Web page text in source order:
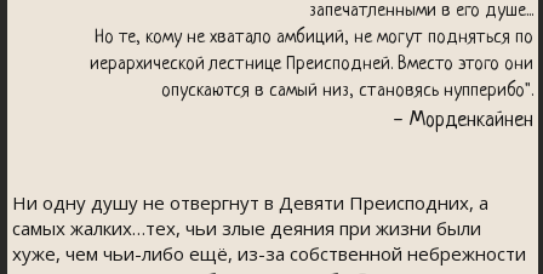
запечатленными в его душе...
Но те, кому не хватало амбиций, не могут подняться по
иерархической лестнице Преисподней. Вместо этого они
опускаются в самый низ, становясь нупперибо".
- Морденкайнен
Ни одну душу не отвергнут в Девяти Преисподних, а
самых жалких…тех, чьи злые деяния при жизни были
хуже, чем чьи-либо ещё, из-за собственной небрежности